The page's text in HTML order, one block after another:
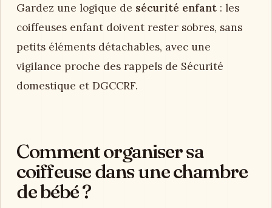
Gardez une logique de sécurité enfant : les
coiffeuses enfant doivent rester sobres, sans
petits éléments détachables, avec une
vigilance proche des rappels de Sécurité
domestique et DGCCRF.
Comment organiser sa
coiffeuse dans une chambre
de bébé ?